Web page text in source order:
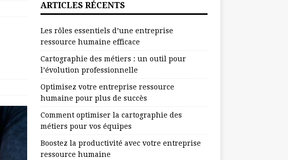
ARTICLES RÉCENTS
Les rôles essentiels d’une entreprise
ressource humaine efficace
Cartographie des métiers : un outil pour
l’évolution professionnelle
Optimisez votre entreprise ressource
humaine pour plus de succès
Comment optimiser la cartographie des
métiers pour vos équipes
Boostez la productivité avec votre entreprise
ressource humaine